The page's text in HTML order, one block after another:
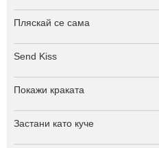
Пляскай се сама
Send Kiss
Покажи краката
Застани като куче